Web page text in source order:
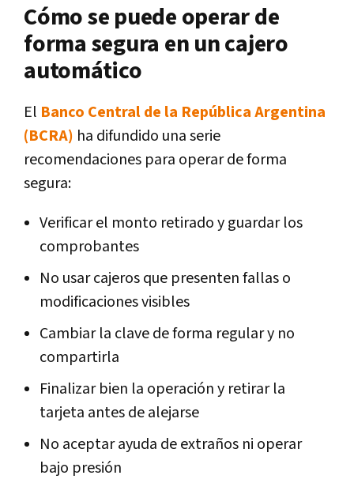
Cómo se puede operar de
forma segura en un cajero
automático
El Banco Central de la República Argentina
(BCRA) ha difundido una serie
recomendaciones para operar de forma
segura:
Verificar el monto retirado y guardar los
comprobantes
No usar cajeros que presenten fallas o
modificaciones visibles
Cambiar la clave de forma regular y no
compartirla
Finalizar bien la operación y retirar la
tarjeta antes de alejarse
No aceptar ayuda de extraños ni operar
bajo presión